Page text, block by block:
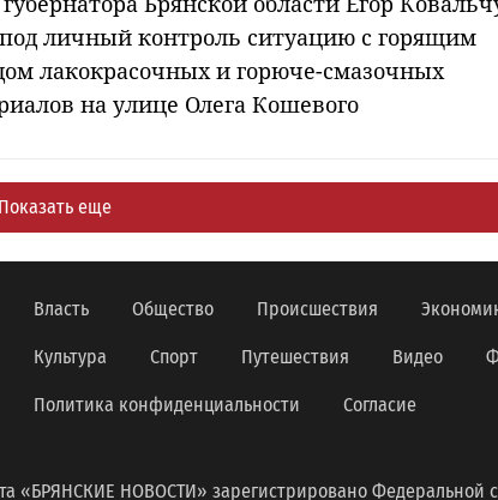
личный контроль ситуацию с горящим
лакокрасочных и горюче-смазочных
на улице Олега Кошевого
Показать еще
Власть Общество Происшествия
Культура Спорт Путешествия Видео
Политика конфиденциальности Согласие
«БРЯНСКИЕ НОВОСТИ» зарегистрировано Федеральной